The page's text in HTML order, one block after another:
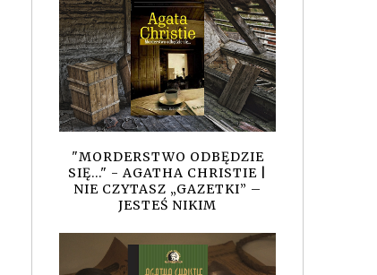
"MORDERSTWO ODBĘDZIE
SIĘ..." - AGATHA CHRISTIE |
NIE CZYTASZ „GAZETKI” –
JESTEŚ NIKIM